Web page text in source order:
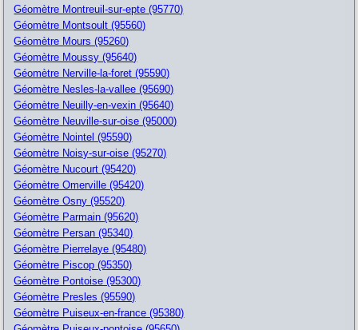
Géomètre Montreuil-sur-epte (95770)
Géomètre Montsoult (95560)
Géomètre Mours (95260)
Géomètre Moussy (95640)
Géomètre Nerville-la-foret (95590)
Géomètre Nesles-la-vallee (95690)
Géomètre Neuilly-en-vexin (95640)
Géomètre Neuville-sur-oise (95000)
Géomètre Nointel (95590)
Géomètre Noisy-sur-oise (95270)
Géomètre Nucourt (95420)
Géomètre Omerville (95420)
Géomètre Osny (95520)
Géomètre Parmain (95620)
Géomètre Persan (95340)
Géomètre Pierrelaye (95480)
Géomètre Piscop (95350)
Géomètre Pontoise (95300)
Géomètre Presles (95590)
Géomètre Puiseux-en-france (95380)